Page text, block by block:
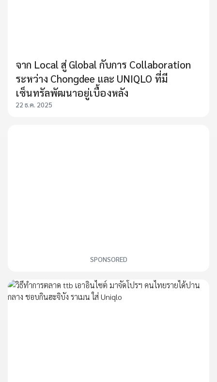
จาก Local สู่ Global กับการ Collaboration
ระหว่าง Chongdee และ UNIQLO ที่มี
เซ็นทรัลพัฒนาอยู่เบื้องหลัง
22 ธ.ค. 2025
SPONSORED